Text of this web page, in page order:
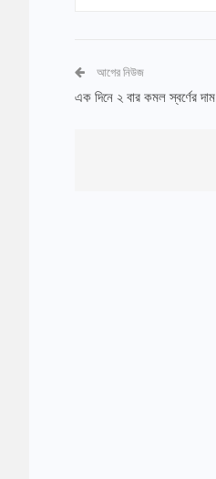
আগের নিউজ
এক দিনে ২ বার কমল স্বর্ণের দাম